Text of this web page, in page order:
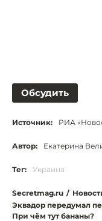
Обсудить
Источник: РИА
Автор: Екатерина
Тег: Украина
Secretmag.ru /
Эквадор передумал
При чём тут бананы?